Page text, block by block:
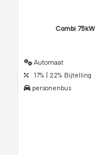
Combi
Automaat
17% | 22% Bijtelling
personenbus